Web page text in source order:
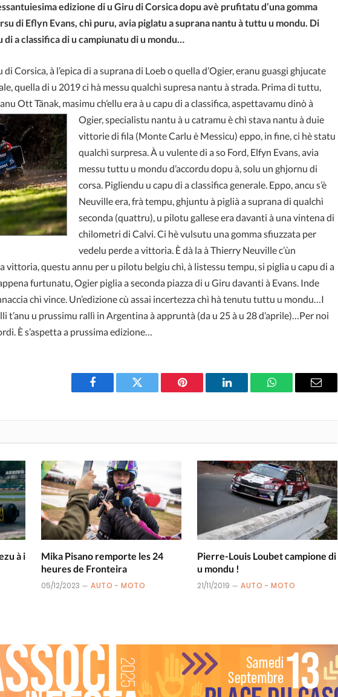
edizione di u Giru di Corsica dopu avè prufitatu d’una gomma
di Eflyn Evans, chì puru, avia piglatu a suprana nantu à tuttu u mondu. Di
a classifica di u campiunatu di u mondu…
di Corsica, à l’epica di a suprana di Loeb o quella d’Ogier, eranu guasgi ghjucate
quella di u 2019 ci hà messu qualchì supresa nantu à strada. Prima di tuttu,
Ott Tänak, masimu ch’ellu era à u capu di a classifica, aspettavamu dinò à
Ogier, specialistu nantu à u catramu è chì stava nantu à duie
vittorie di fila (Monte Carlu è Messicu) eppo, in fine, ci hè statu
qualchì surpresa. À u vulente di a so Ford, Elfyn Evans, avia
messu tuttu u mondu d’accordu dopu à, solu un ghjornu di
corsa. Pigliendu u capu di a classifica generale. Eppo, ancu s’è
Neuville era, frà tempu, ghjuntu à piglià a suprana di qualchì
seconda (quattru), u pilotu gallese era davanti à una vintena di
chilometri di Calvi. Ci hè vulsutu una gomma sfiuzzata per
vedelu perde a vittoria. È dà la à Thierry Neuville c’ùn
vittoria, questu annu per u pilotu belgiu chì, à listessu tempu, si piglia u capu di a
furtunatu, Ogier piglia a seconda piazza di u Giru davanti à Evans. Inde
chì vince. Un’edizione cù assai incertezza chì hà tenutu tuttu u mondu…I
t’anu u prussimu rallì in Argentina à appruntà (da u 25 à u 28 d’aprile)…Per noi
È s’aspetta a prussima edizione…
Facebook Twitter Pinterest LinkedIn WhatsAppEmail
à i
Mika Pisano remporte les 24
heures de Fronteira
05/12/2023 AUTO - MOTO
Pierre-Louis Loubet campione di
u mondu !
21/11/2019 AUTO - MOTO